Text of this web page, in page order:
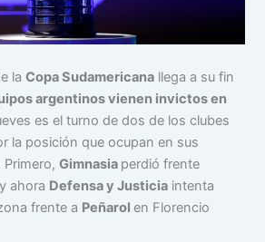
laCopa Sudamericana llega a su fin
argentinos vienen invictos en
es el turno de dos de los clubes
la posición que ocupan en sus
Primero,Gimnasia perdió frente
ahora Defensa y Justicia intenta
frente a Peñarol en Florencio